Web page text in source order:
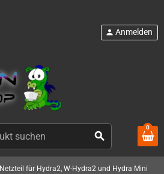
search
person Anmelden
0
Netzteil für Hydra2, W-Hydra2 und Hydra Mini